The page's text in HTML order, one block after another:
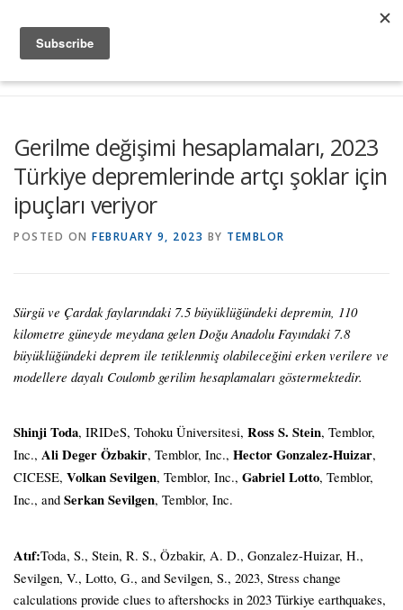
Check My Risk About Career
Gerilme değişimi hesaplamaları, 2023
Türkiye depremlerinde artçı şoklar için
ipuçları veriyor
POSTED ON FEBRUARY 9, 2023 BY TEMBLOR
Sürgü ve Çardak faylarındaki 7.5 büyüklüğündeki depremin, 110
kilometre güneyde meydana gelen Doğu Anadolu Fayındaki 7.8
büyüklüğündeki deprem ile tetiklenmiş olabileceğini erken verilere ve
modellere dayalı Coulomb gerilim hesaplamaları göstermektedir.
Shinji Toda, IRIDeS, Tohoku Üniversitesi, Ross S. Stein, Temblor,
Inc., Ali Deger Özbakir, Temblor, Inc., Hector Gonzalez-Huizar,
CICESE, Volkan Sevilgen, Temblor, Inc., Gabriel Lotto, Temblor,
Inc., and Serkan Sevilgen, Temblor, Inc.
Atıf:Toda, S., Stein, R. S., Özbakir, A. D., Gonzalez-Huizar, H.,
Sevilgen, V., Lotto, G., and Sevilgen, S., 2023, Stress change
calculations provide clues to aftershocks in 2023 Türkiye earthquakes,